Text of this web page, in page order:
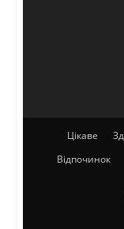
Цікаве
Відпочинок